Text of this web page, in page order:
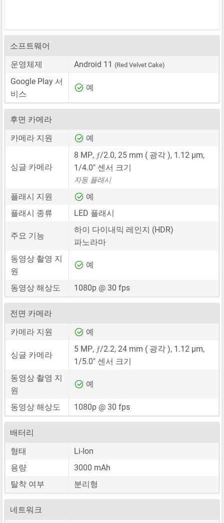
소프트웨어
운영체제
Android 11 (Red Velvet Cake)
Google Play 서
비스
예
후면 카메라
카메라 지원
예
싱글 카메라
8 MP, ƒ/2.0, 25 mm ( 광각 ), 1.12 μm,
1/4.0" 센서 크기
자동 플래시
플래시 지원
예
플래시 종류
LED 플래시
주요 기능
하이 다이내믹 레인지 (HDR)
파노라마
동영상 촬영 지
원
예
동영상 해상도 1080p @ 30 fps
전면 카메라
카메라 지원
예
싱글 카메라
5 MP, ƒ/2.2, 24 mm ( 광각 ), 1.12 μm,
1/5.0" 센서 크기
동영상 촬영 지
원
예
동영상 해상도 1080p @ 30 fps
배터리
형태
Li-Ion
용량
3000 mAh
탈착 여부
분리형
네트워크